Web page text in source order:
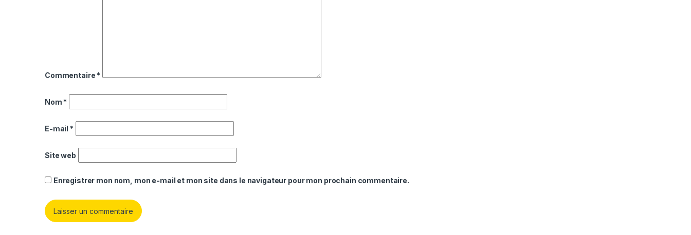
Commentaire *
Nom *
E-mail *
Site web
Enregistrer mon nom, mon e-mail et mon site dans le navigateur pour mon prochain commentaire.